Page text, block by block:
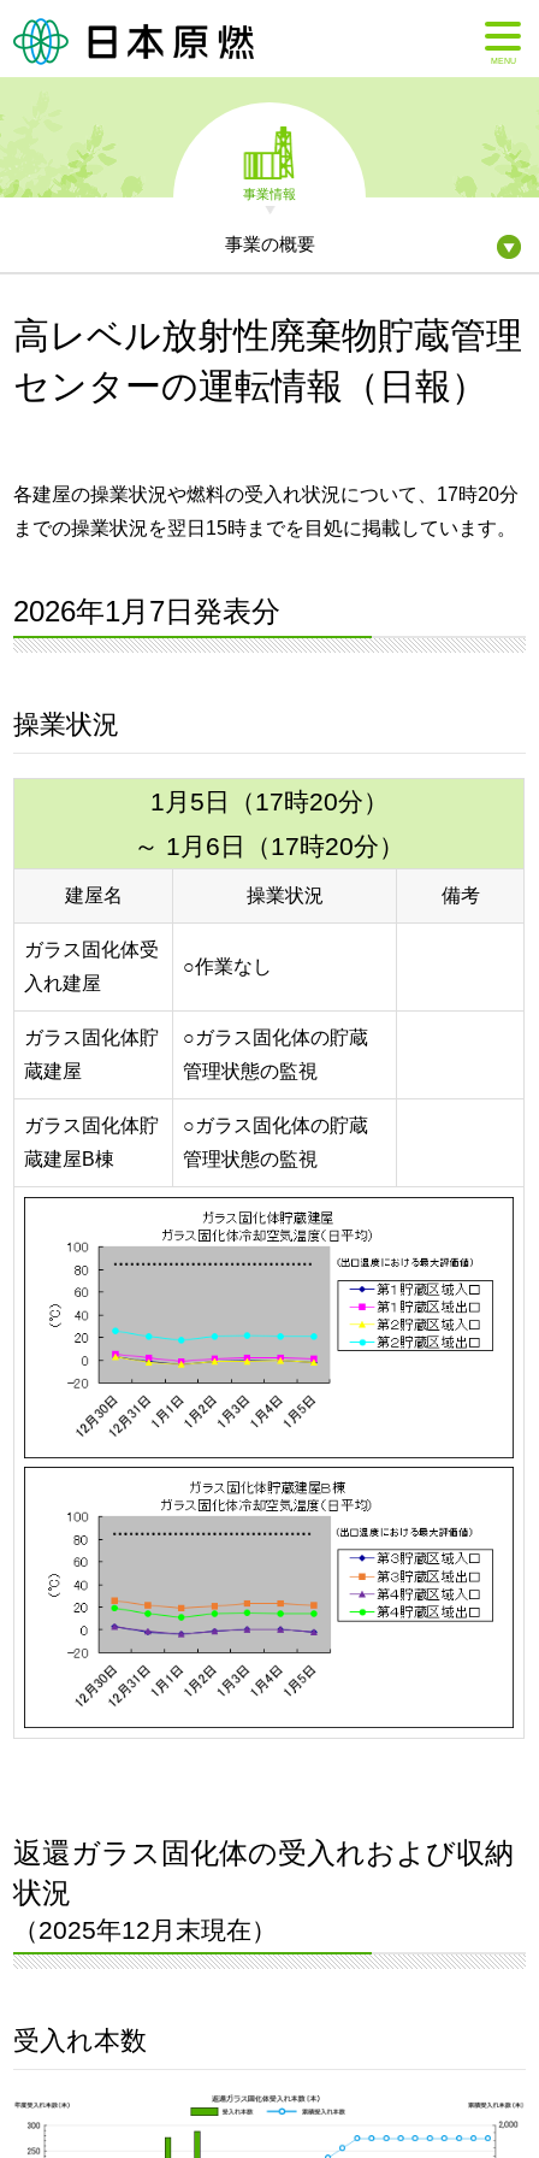
MENU
事業情報
事業の概要
高レベル放射性廃棄物貯蔵管理
センターの運転情報（日報）
各建屋の操業状況や燃料の受入れ状況について、17時20分
までの操業状況を翌日15時までを目処に掲載しています。
2026年1月7日発表分
操業状況
1月5日（17時20分）
～ 1月6日（17時20分）
建屋名 操業状況 備考
ガラス固化体受
入れ建屋
○作業なし
ガラス固化体貯
蔵建屋
○ガラス固化体の貯蔵
管理状態の監視
ガラス固化体貯
蔵建屋B棟
○ガラス固化体の貯蔵
管理状態の監視
返還ガラス固化体の受入れおよび収納
状況
（2025年12月末現在）
受入れ本数